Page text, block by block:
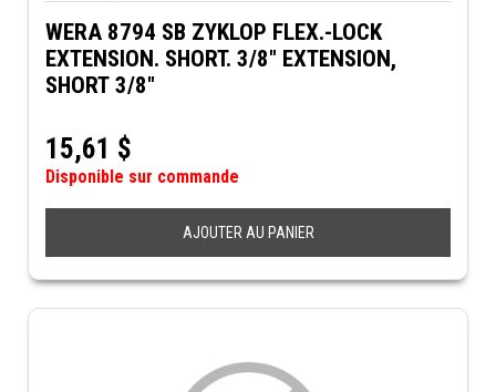
WERA 8794 SB ZYKLOP FLEX.-LOCK
EXTENSION. SHORT. 3/8" EXTENSION,
SHORT 3/8"
15,61 $
Disponible sur commande
AJOUTER AU PANIER